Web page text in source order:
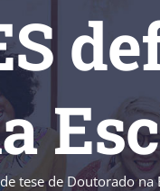
tese de Doutorado na